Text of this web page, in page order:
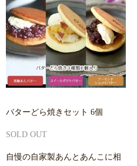
バターどら焼きセット 6個
SOLD OUT
自慢の自家製あんとあんこに相